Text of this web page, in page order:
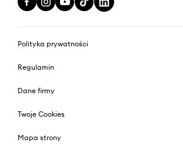
Polityka prywatności
Regulamin
Dane firmy
Twoje Cookies
Mapa strony